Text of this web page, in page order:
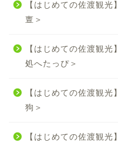
【はじめての佐渡観
亶＞
【はじめての佐渡観
処へたっぴ＞
【はじめての佐渡観
狗＞
【はじめての佐渡観